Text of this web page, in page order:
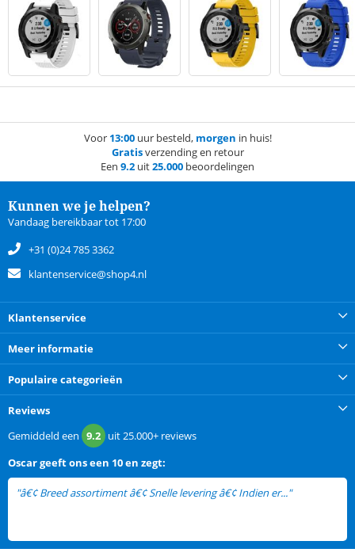
Voor 13:00uur besteld, morgen in huis!
Gratisverzending en retour
Een 9.2 uit25.000 beoordelingen
Kunnen we je helpen?
Vandaag bereikbaar tot 17:00
+31 (0)24 785 3362
klantenservice@shop4.nl
Klantenservice
Meer informatie
Populaire categorieën
Reviews
Gemiddeld een 9.2 uit25.000+ reviews
Oscargeeft ons een 10 en zegt:
"â€¢ Breed assortiment â€¢ Snelle levering â€¢ Indien er..."